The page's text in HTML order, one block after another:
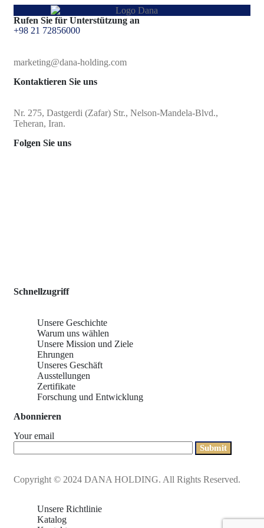
Rufen Sie für Unterstützung an
+98 21 72856000
marketing@dana-holding.com
Kontaktieren Sie uns
Nr. 275, Dastgerdi (Zafar) Str., Nelson-Mandela-Blvd.,
Teheran, Iran.
Folgen Sie uns
Schnellzugriff
Unsere Geschichte
Warum uns wählen
Unsere Mission und Ziele
Ehrungen
Unseres Geschäft
Ausstellungen
Zertifikate
Forschung und Entwicklung
Abonnieren
Your email
Copyright © 2024 DANA HOLDING. All Rights Reserved.
Unsere Richtlinie
Katalog